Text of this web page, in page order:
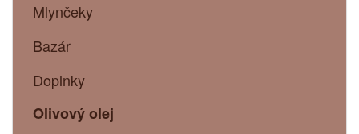
Mlynčeky
Bazár
Doplnky
Olivový olej